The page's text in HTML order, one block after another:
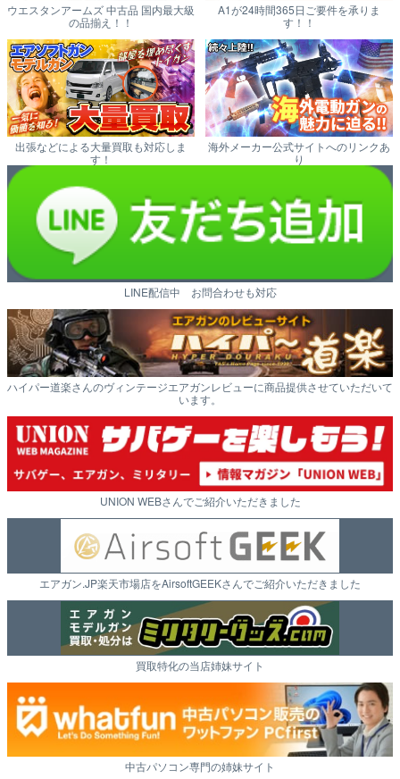
ウエスタンアームズ 中古品 国内最大級
の品揃え！！
A1が24時間365日ご要件を承りま
す！！
出張などによる大量買取も対応しま
す！
海外メーカー公式サイトへのリンクあ
り
LINE配信中 お問合わせも対応
ハイパー道楽さんのヴィンテージエアガンレビューに商品提供させていただいて
います。
UNION WEBさんでご紹介いただきました
エアガン.JP楽天市場店をAirsoftGEEKさんでご紹介いただきました
買取特化の当店姉妹サイト
中古パソコン専門の姉妹サイト